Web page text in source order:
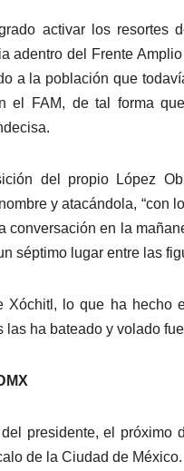
activar los resortes
adentro del Frente
a la población que
el FAM, de tal forma
del propio López
y atacándola, “con
conversación en la
séptimo lugar entre las
lo que ha hecho
ha bateado y volado
presidente, el próximo
de la Ciudad de México.